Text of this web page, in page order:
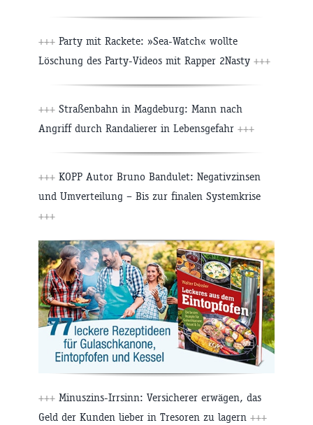
+++ Party mit Rackete: »Sea-Watch« wollte
Löschung des Party-Videos mit Rapper 2Nasty +++
+++ Straßenbahn in Magdeburg: Mann nach
Angriff durch Randalierer in Lebensgefahr +++
+++ KOPP Autor Bruno Bandulet: Negativzinsen
und Umverteilung – Bis zur finalen Systemkrise
+++
+++ Minuszins-Irrsinn: Versicherer erwägen, das
Geld der Kunden lieber in Tresoren zu lagern +++